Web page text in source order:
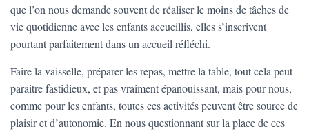
que l’on nous demande souvent de réaliser le moins de tâches de
vie quotidienne avec les enfants accueillis, elles s’inscrivent
pourtant parfaitement dans un accueil réfléchi.
Faire la vaisselle, préparer les repas, mettre la table, tout cela peut
paraitre fastidieux, et pas vraiment épanouissant, mais pour nous,
comme pour les enfants, toutes ces activités peuvent être source de
plaisir et d’autonomie. En nous questionnant sur la place de ces